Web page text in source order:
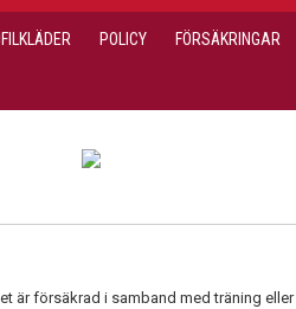
POLICY FÖRSÄKRINGAR
är försäkrad i samband med träning